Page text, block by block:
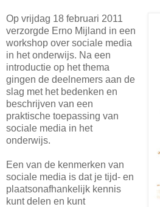
Op vrijdag 18 februari 2011
verzorgde Erno Mijland in een
workshop over sociale media
in het onderwijs. Na een
introductie op het thema
gingen de deelnemers aan de
slag met het bedenken en
beschrijven van een
praktische toepassing van
sociale media in het
onderwijs.
Een van de kenmerken van
sociale media is dat je tijd- en
plaatsonafhankelijk kennis
kunt delen en kunt